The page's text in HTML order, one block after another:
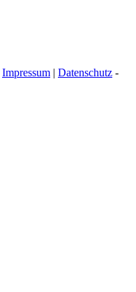
Impressum | Datenschutz -